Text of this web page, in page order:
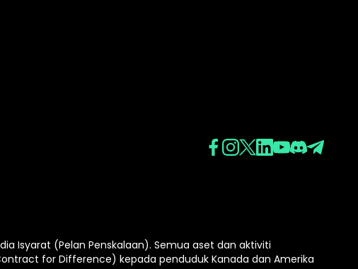
Isyarat (Pelan Penskalaan). Semua aset dan aktiviti
for Difference) kepada penduduk Kanada dan Amerika